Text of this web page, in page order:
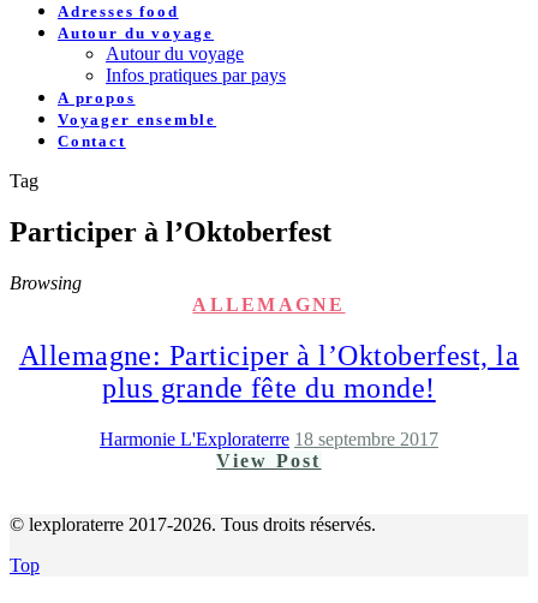
Adresses food
Autour du voyage
Autour du voyage
Infos pratiques par pays
A propos
Voyager ensemble
Contact
Tag
Participer à l’Oktoberfest
Browsing
ALLEMAGNE
Allemagne: Participer à l’Oktoberfest, la
plus grande fête du monde!
Harmonie L'Exploraterre 18 septembre 2017
View Post
© lexploraterre 2017-2026. Tous droits réservés.
Top